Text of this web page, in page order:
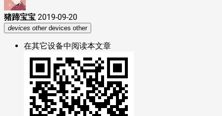
猪蹄宝宝 2019-09-20
devices other devices other
在其它设备中阅读本文章